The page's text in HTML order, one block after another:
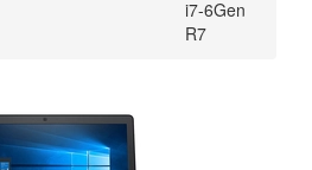
i7-6Gen
R7